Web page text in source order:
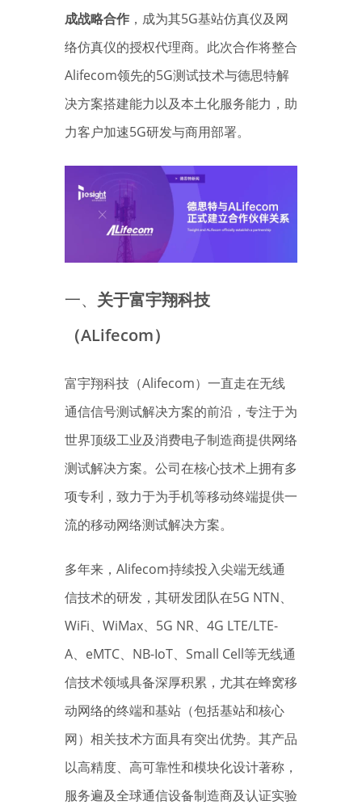
成战略合作 ，成为其5G基站仿真仪及网
络仿真仪的授权代理商。此次合作将整合
Alifecom领先的5G测试技术与德思特解
决方案搭建能力以及本土化服务能力，助
力客户加速5G研发与商用部署。
一、 关于富宇翔科技
（ALifecom）
富宇翔科技（Alifecom）一直走在无线
通信信号测试解决方案的前沿，专注于为
世界顶级工业及消费电子制造商提供网络
测试解决方案。公司在核心技术上拥有多
项专利，致力于为手机等移动终端提供一
流的移动网络测试解决方案。
多年来，Alifecom持续投入尖端无线通
信技术的研发，其研发团队在5G NTN、
WiFi、WiMax、5G NR、4G LTE/LTE-
A、eMTC、NB-IoT、Small Cell等无线通
信技术领域具备深厚积累，尤其在蜂窝移
动网络的终端和基站（包括基站和核心
网）相关技术方面具有突出优势。其产品
以高精度、高可靠性和模块化设计著称，
服务遍及全球通信设备制造商及认证实验